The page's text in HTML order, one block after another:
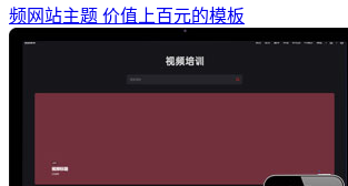
频网站主题 价值上百元的模板